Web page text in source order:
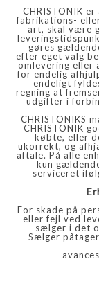
CHRISTONIK
fabrikations-
art, skal være
gøres
efter eget valg
omlevering eller
for endelig
endeligt
regning at
udgifter i
CHRISTONIKS
CHRISTONIK
købte, eller
ukorrekt, og
aftale. På alle
kun
serviceret
For skade på
eller fejl ved
sælger i det
Sælger